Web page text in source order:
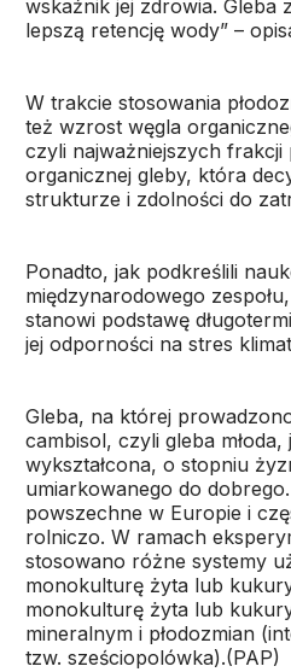
wskaźnik jej zdrowia. Gleba
lepszą retencję wody” –
W trakcie stosowania
też wzrost węgla
czyli najważniejszych frakcji
organicznej gleby, która
strukturze i zdolności do
Ponadto, jak podkreślili
międzynarodowego
stanowi podstawę
jej odporności na stres
Gleba, na której
cambisol, czyli gleba młoda,
wykształcona, o stopniu
umiarkowanego do
powszechne w Europie i
rolniczo. W ramach
stosowano różne systemy
monokulturę żyta lub
monokulturę żyta lub
mineralnym i płodozmian
tzw. sześciopolówka).(PAP)